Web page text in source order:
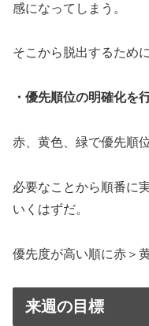
感になってしまう。
そこから脱出するため
・優先順位の明確化を
赤、黄色、緑で優先順
必要なことから順番に
いくはずだ。
優先度が高い順に赤＞
来週の目標